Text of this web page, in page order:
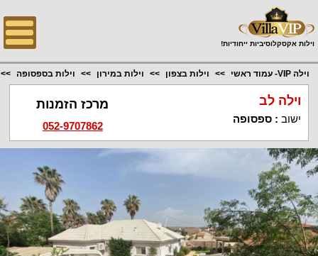
וילות אקסקלוסיביות ייחודיות!
וילה VIP- עמוד ראשי וילות בצפון וילות במירון וילות בספסופה
וילה לב
ישוב :ספסופה
מרכז הזמנות
052-9707862